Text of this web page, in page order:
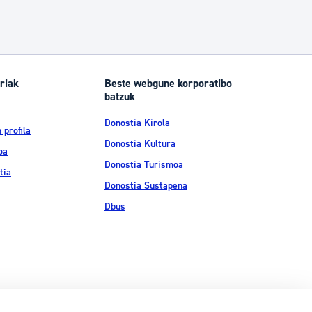
profila
Beste webgune korporatibo
batzuk
Donostia Kirola
Donostia Kultura
Donostia Turismoa
Donostia Sustapena
Dbus